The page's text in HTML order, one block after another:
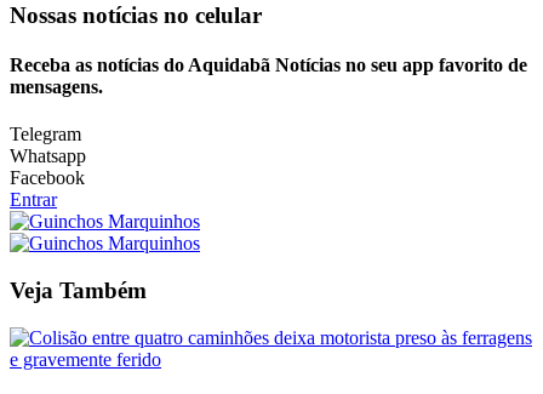
Nossas notícias no celular
Receba as notícias do Aquidabã Notícias no seu app favorito de
mensagens.
Telegram
Whatsapp
Facebook
Entrar
Veja Também